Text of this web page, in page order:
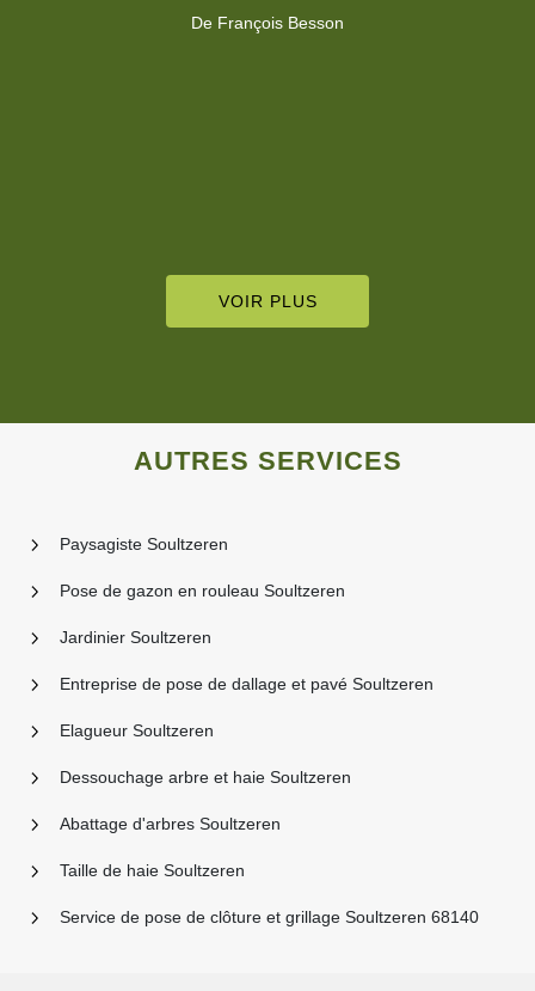
VOIR PLUS
AUTRES SERVICES
Paysagiste Soultzeren
Pose de gazon en rouleau Soultzeren
Jardinier Soultzeren
Entreprise de pose de dallage et pavé Soultzeren
Elagueur Soultzeren
Dessouchage arbre et haie Soultzeren
Abattage d'arbres Soultzeren
Taille de haie Soultzeren
Service de pose de clôture et grillage Soultzeren 68140